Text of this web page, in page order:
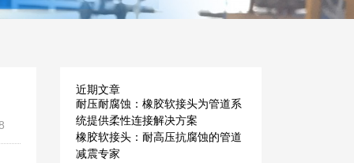
近期文章
耐压耐腐蚀：橡胶软接头为管道系
统提供柔性连接解决方案
橡胶软接头：耐高压抗腐蚀的管道
减震专家